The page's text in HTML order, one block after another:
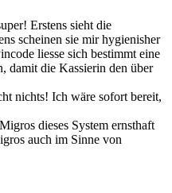
Erstens sieht die
scheinen sie mir hygienisher
liesse sich bestimmt eine
damit die Kassierin den über
nichts! Ich wäre sofort bereit,
dieses System ernsthaft
auch im Sinne von